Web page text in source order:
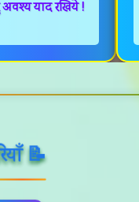
याद रखिये !
📝